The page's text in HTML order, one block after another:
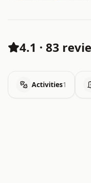
4.1 · 83
Activities1